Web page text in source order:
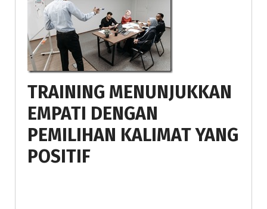
TRAINING MENUNJUKKAN
EMPATI DENGAN
PEMILIHAN KALIMAT YANG
POSITIF